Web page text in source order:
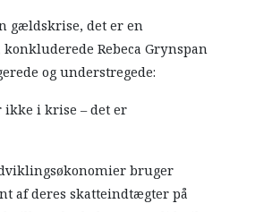
gældskrise, det er en
Rebeca Grynspan
og understregede:
ikke i krise – det er
bruger
af deres skatteindtægter på